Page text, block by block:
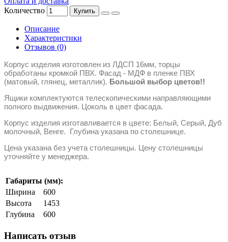
Количество
Купить
Описание
Характеристики
Отзывов (0)
Корпус изделия изготовлен из ЛДСП 16мм, торцы
обработаны кромкой ПВХ. Фасад - МДФ в пленке ПВХ
(матовый, глянец, металлик). Большой выбор цветов!!
Ящики комплектуются телескопическими направляющими
полного выдвижения. Цоколь в цвет фасада.
Корпус изделия изготавливается в цвете: Белый, Серый, Дуб
молочный, Венге. Глубина указана по столешнице.
Цена указана без учета столешницы. Цену столешницы
уточняйте у менеджера.
Габариты (мм):
Ширина
600
Высота
1453
Глубина
600
Написать отзыв